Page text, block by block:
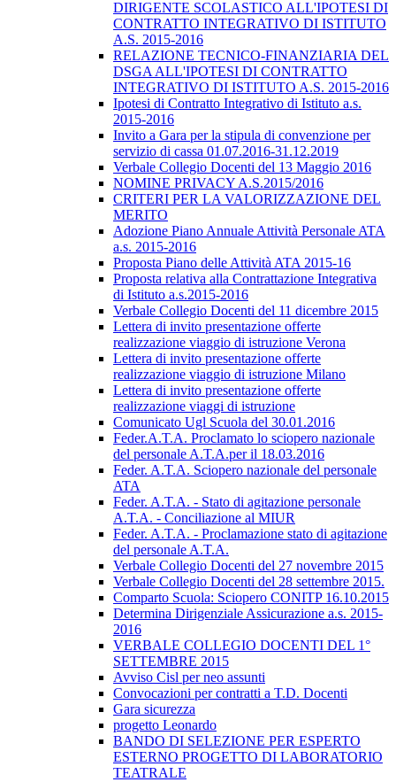
DIRIGENTE SCOLASTICO ALL'IPOTESI DI
CONTRATTO INTEGRATIVO DI ISTITUTO
A.S. 2015-2016
RELAZIONE TECNICO-FINANZIARIA DEL
DSGA ALL'IPOTESI DI CONTRATTO
INTEGRATIVO DI ISTITUTO A.S. 2015-2016
Ipotesi di Contratto Integrativo di Istituto a.s.
2015-2016
Invito a Gara per la stipula di convenzione per
servizio di cassa 01.07.2016-31.12.2019
Verbale Collegio Docenti del 13 Maggio 2016
NOMINE PRIVACY A.S.2015/2016
CRITERI PER LA VALORIZZAZIONE DEL
MERITO
Adozione Piano Annuale Attività Personale ATA
a.s. 2015-2016
Proposta Piano delle Attività ATA 2015-16
Proposta relativa alla Contrattazione Integrativa
di Istituto a.s.2015-2016
Verbale Collegio Docenti del 11 dicembre 2015
Lettera di invito presentazione offerte
realizzazione viaggio di istruzione Verona
Lettera di invito presentazione offerte
realizzazione viaggio di istruzione Milano
Lettera di invito presentazione offerte
realizzazione viaggi di istruzione
Comunicato Ugl Scuola del 30.01.2016
Feder.A.T.A. Proclamato lo sciopero nazionale
del personale A.T.A.per il 18.03.2016
Feder. A.T.A. Sciopero nazionale del personale
ATA
Feder. A.T.A. - Stato di agitazione personale
A.T.A. - Conciliazione al MIUR
Feder. A.T.A. - Proclamazione stato di agitazione
del personale A.T.A.
Verbale Collegio Docenti del 27 novembre 2015
Verbale Collegio Docenti del 28 settembre 2015.
Comparto Scuola: Sciopero CONITP 16.10.2015
Determina Dirigenziale Assicurazione a.s. 2015-
2016
VERBALE COLLEGIO DOCENTI DEL 1°
SETTEMBRE 2015
Avviso Cisl per neo assunti
Convocazioni per contratti a T.D. Docenti
Gara sicurezza
progetto Leonardo
BANDO DI SELEZIONE PER ESPERTO
ESTERNO PROGETTO DI LABORATORIO
TEATRALE